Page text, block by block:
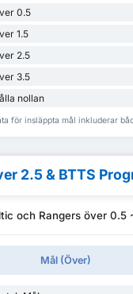
0.5
1.5
2.5
3.5
nollan
för insläppta mål inkluderar
2.5 & BTTS
och Rangers över 0.5
Mål (Över)